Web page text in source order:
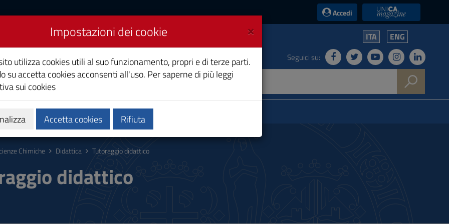
Accedi UniCA News
ITA ENG
Seguici su:
Calendari e orari Qualità e miglioramento
Chimiche Didattica Tutoraggio didattico
didattico
×
Impostazioni dei cookie
utilizza cookies utili al suo funzionamento, propri e di terze parti.
su accetta cookies acconsenti all'uso. Per saperne di più leggi
sui cookies
Accetta cookies Rifiuta